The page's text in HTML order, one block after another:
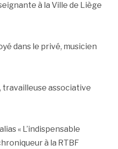
à la Ville de Liège
dans le privé, musicien
travailleuse associative
« L’indispensable
à la RTBF